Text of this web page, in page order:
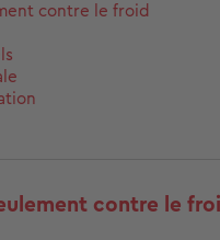
contre le froid
contre le